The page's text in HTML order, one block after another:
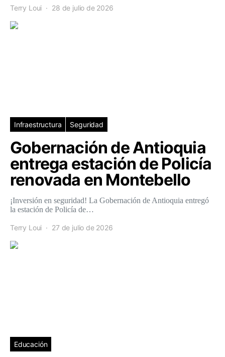
Terry Loui 28 de julio de 2026
Infraestructura Seguridad
Gobernación de Antioquia
entrega estación de Policía
renovada en Montebello
¡Inversión en seguridad! La Gobernación de Antioquia entregó
la estación de Policía de…
Terry Loui 27 de julio de 2026
Educación